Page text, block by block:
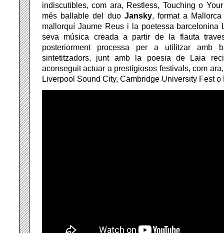
indiscutibles, com ara, Restless, Touching o
més ballable del duo Jansky, format a
mallorquí Jaume Reus i la poetessa barcelonina
seva música creada a partir de la flauta
posteriorment processa per a utilitzar amb
sintetitzadors, junt amb la poesia de Laia
aconseguit actuar a prestigiosos festivals, com
Liverpool Sound City, Cambridge University Fest